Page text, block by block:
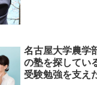
名古屋大学農学
の塾を探してい
受験勉強を支え